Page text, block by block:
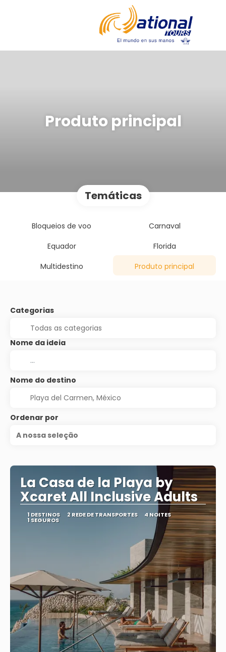
Produto principal
Temáticas
Bloqueios de voo
Carnaval
Equador
Florida
Multidestino
Produto principal
Categorias
Nome da ideia
Nome do destino
Ordenar por
A nossa seleção
La Casa de la Playa by
Xcaret All Inclusive Adults
1 DESTINOS 2 REDE DE TRANSPORTES 4 NOITES
1 SEGUROS